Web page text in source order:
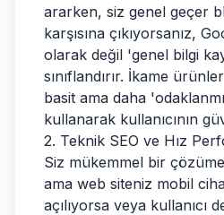
ararken, siz genel geçer
karşısına çıkıyorsanız,
olarak değil 'genel bilgi
sınıflandırır. İkame
basit ama daha
kullanarak kullanıcının
2. Teknik SEO ve Hız
Siz mükemmel bir
ama web siteniz mobil
açılıyorsa veya kullanıcı